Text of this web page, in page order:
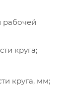
рабочей
круга;
круга, мм;